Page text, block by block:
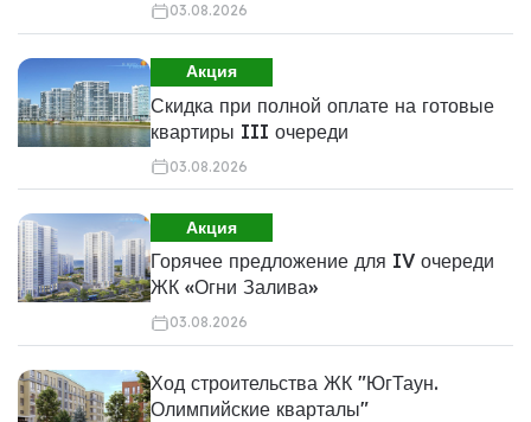
03.08.2026
Акция
Скидка при полной оплате на готовые
квартиры III очереди
03.08.2026
Акция
Горячее предложение для IV очереди
ЖК «Огни Залива»
03.08.2026
Ход строительства ЖК "ЮгТаун.
Олимпийские кварталы"